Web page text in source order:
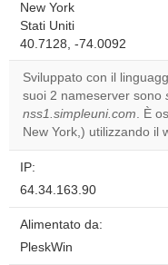
New York
Stati Uniti
40.7128, -74.0092
Sviluppato con il
suoi 2 nameserver sono
nss1.simpleuni.com. È
New York,) utilizzando il
IP:
64.34.163.90
Alimentato da:
PleskWin